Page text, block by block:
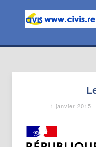
1 janvier 2015